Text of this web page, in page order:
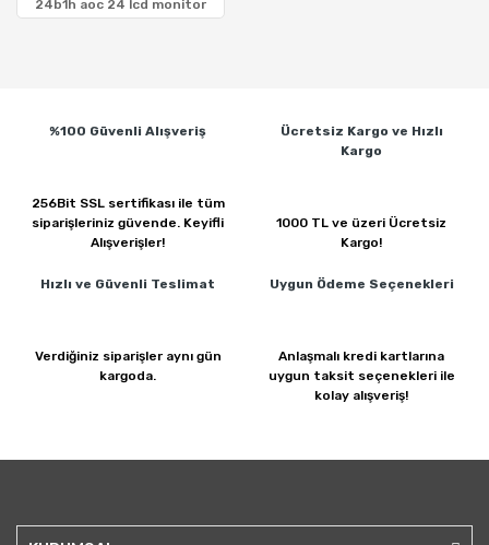
24b1h aoc 24 lcd monitor
%100 Güvenli Alışveriş
256Bit SSL sertifikası ile tüm
siparişleriniz güvende. Keyifli
Alışverişler!
Ücretsiz Kargo ve Hızlı
Kargo
1000 TL ve üzeri Ücretsiz
Kargo!
Hızlı ve Güvenli Teslimat
Verdiğiniz siparişler aynı gün
kargoda.
Uygun Ödeme Seçenekleri
Anlaşmalı kredi kartlarına
uygun taksit seçenekleri ile
kolay alışveriş!